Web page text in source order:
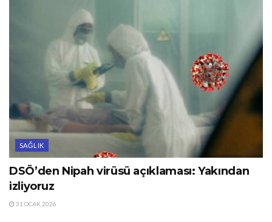
SAĞLIK
DSÖ’den Nipah virüsü açıklaması: Yakından
izliyoruz
31 OCAK 2026